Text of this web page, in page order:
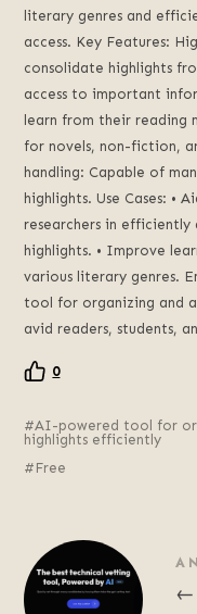
literary genres and
access. Key Features:
consolidate highlights
access to important
learn from their reading
for novels, non-fiction,
handling: Capable of
highlights. Use Cases: •
researchers in efficiently
highlights. • Improve
various literary genres.
tool for organizing and
avid readers, students,
0
AI-powered tool for
highlights efficiently
Free
←